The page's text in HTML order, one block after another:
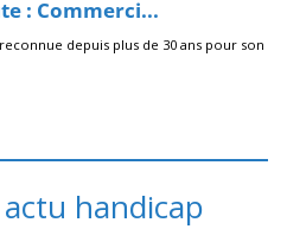
actu handicap